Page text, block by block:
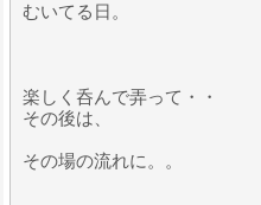
むいてる日。
​楽しく呑んで弄って・・
その後は、
その場の流れに。。